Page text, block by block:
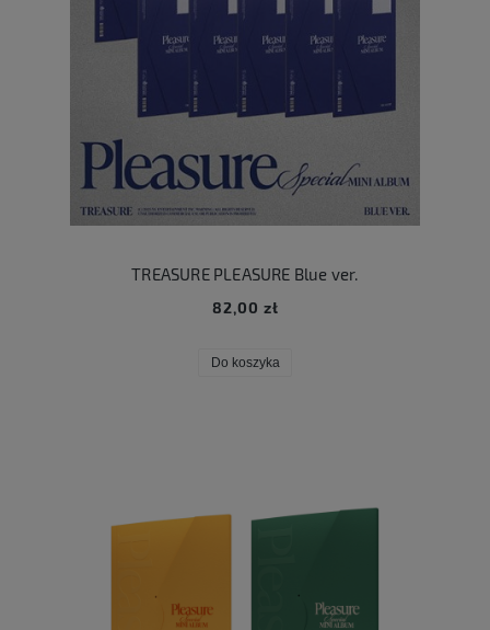
TREASURE PLEASURE Blue ver.
82,00 zł
Do koszyka